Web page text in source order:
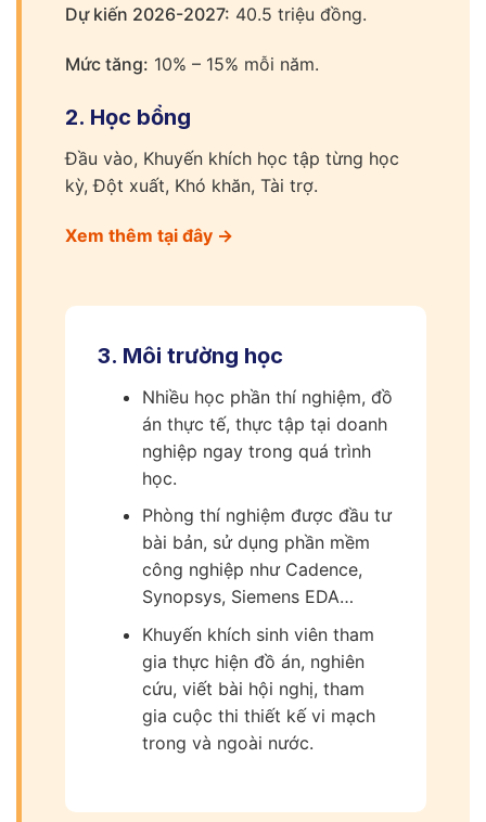
Dự kiến 2026-2027: 40.5 triệu đồng.
Mức tăng: 10% – 15% mỗi năm.
2. Học bổng
Đầu vào, Khuyến khích học tập từng học
kỳ, Đột xuất, Khó khăn, Tài trợ.
Xem thêm tại đây →
3. Môi trường học
Nhiều học phần thí nghiệm, đồ
án thực tế, thực tập tại doanh
nghiệp ngay trong quá trình
học.
Phòng thí nghiệm được đầu tư
bài bản, sử dụng phần mềm
công nghiệp như Cadence,
Synopsys, Siemens EDA…
Khuyến khích sinh viên tham
gia thực hiện đồ án, nghiên
cứu, viết bài hội nghị, tham
gia cuộc thi thiết kế vi mạch
trong và ngoài nước.